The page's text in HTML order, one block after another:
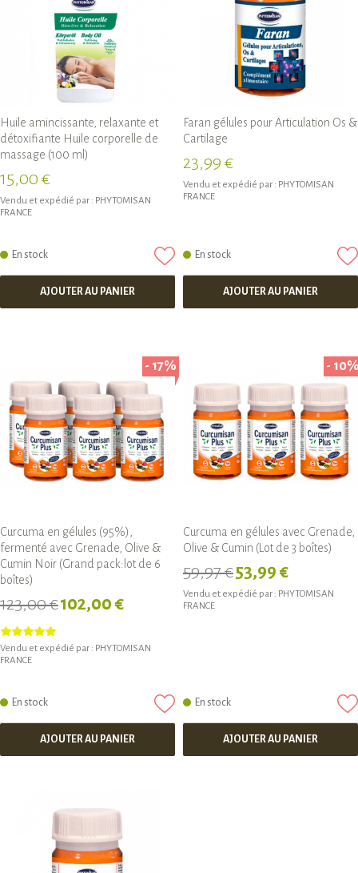
Huile amincissante, relaxante et
détoxifiante Huile corporelle de
massage (100 ml)
15,00 €
Vendu et expédié par : PHYTOMISAN
FRANCE
En stock
AJOUTER AU PANIER
Faran gélules pour Articulation Os &
Cartilage
23,99 €
Vendu et expédié par : PHYTOMISAN
FRANCE
En stock
AJOUTER AU PANIER
- 17%
Curcuma en gélules (95%),
fermenté avec Grenade, Olive &
Cumin Noir (Grand pack:lot de 6
boîtes)
123,00 €102,00 €
Vendu et expédié par : PHYTOMISAN
FRANCE
En stock
AJOUTER AU PANIER
-
Curcuma en gélules avec Grenade,
Olive & Cumin (Lot de 3 boîtes)
59,97 €53,99 €
Vendu et expédié par : PHYTOMISAN
FRANCE
En stock
AJOUTER AU PANIER